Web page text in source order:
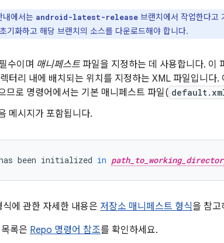
내에서는 android-latest-release 브랜치에서 작업한다고
기화하고 해당 브랜치의 소스를 다운로드해야 합니다.
수이며 매니페스트파일을 지정하는 데 사용합니다. 이
터리 내에 배치되는 위치를 지정하는 XML 파일입니다.
므로 명령어에서는 기본 매니페스트 파일(
메시지가 포함됩니다.
been initialized in
에 관한 자세한 내용은 저장소 매니페스트 형식을 참고
록은 Repo 명령어 참조를 확인하세요.